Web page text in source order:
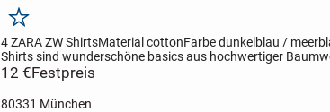
Merken
4 ZARA ZW ShirtsMaterial cottonFarbe dunkelblau /
Shirts sind wunderschöne basics aus hochwertiger
12 €Festpreis
80331 München